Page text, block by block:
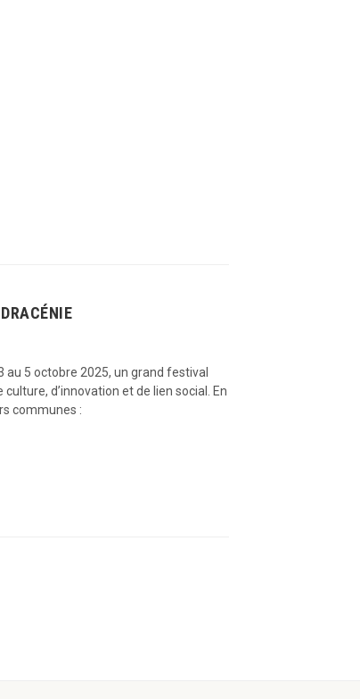
au 5 octobre 2025, un grand festival
d’innovation et de lien social. En
communes :